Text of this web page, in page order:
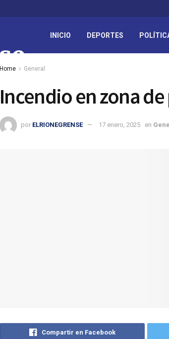
INICIO DEPORTES
Home General
Incendio en zona
por ELRIONEGRENSE 17 enero, 2025 en
Compartir en Facebook